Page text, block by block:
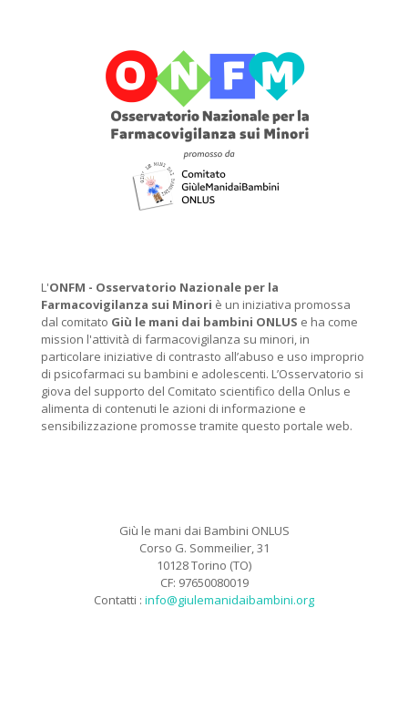
L'ONFM - Osservatorio Nazionale per la
Farmacovigilanza sui Minori è un iniziativa promossa
dal comitato Giù le mani dai bambini ONLUS e ha come
mission l'attività di farmacovigilanza su minori, in
particolare iniziative di contrasto all’abuso e uso improprio
di psicofarmaci su bambini e adolescenti. L’Osservatorio si
giova del supporto del Comitato scientifico della Onlus e
alimenta di contenuti le azioni di informazione e
sensibilizzazione promosse tramite questo portale web.
Giù le mani dai Bambini ONLUS
Corso G. Sommeilier, 31
10128 Torino (TO)
CF: 97650080019
Contatti : info@giulemanidaibambini.org